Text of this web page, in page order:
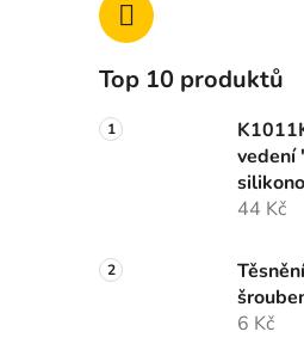
Top 10 produktů
vedení
44 Kč
6 Kč